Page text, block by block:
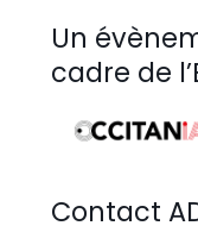
Un
cadre de
Contact